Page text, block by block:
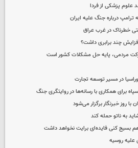
علوم پزشکی از فردا
درباره جنگ علیه ایران
خطرناک در غرب عراق
چند برابری داشت؟
مردمی، پایه حل مشکلات کشور است
در مسیر توسعه تجارت
برای همکاری با رسانه‌ها در روایتگری جنگ
روز خبرنگار برگزار می‌شود
به ناتو حمله کند
بسیج کنی فایده‌ای برایت نخواهد داشت
علیه روسیه